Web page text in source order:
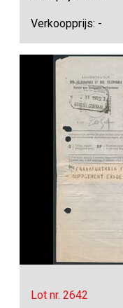
Verkoopprijs: -
Lot nr. 2642